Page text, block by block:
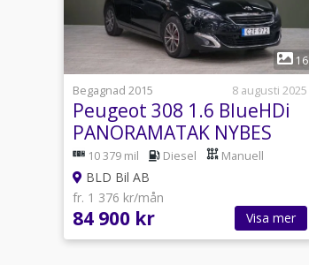
1
16
Begagnad 2015
8 augusti 2025
Peugeot 308 1.6 BlueHDi
PANORAMATAK NYBES
KAMBYTT 120HK
10 379 mil Diesel Manuell
BLD Bil AB
fr. 1 376 kr/mån
84 900 kr Visa mer